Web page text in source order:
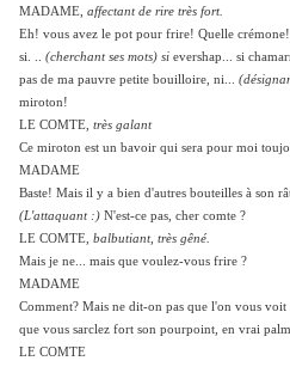
MADAME, affectant de rire très fort.
Eh! vous avez le pot pour frire! Quelle
si. .. (cherchant ses mots) si evershap... si
pas de ma pauvre petite bouilloire, ni...
miroton!
LE COMTE, très galant
Ce miroton est un bavoir qui sera pour moi
MADAME
Baste! Mais il y a bien d'autres bouteilles à son
(L'attaquant :) N'est-ce pas, cher comte ?
LE COMTE, balbutiant, très gêné.
Mais je ne... mais que voulez-vous frire ?
MADAME
Comment? Mais ne dit-on pas que l'on vous
que vous sarclez fort son pourpoint, en vrai
LE COMTE